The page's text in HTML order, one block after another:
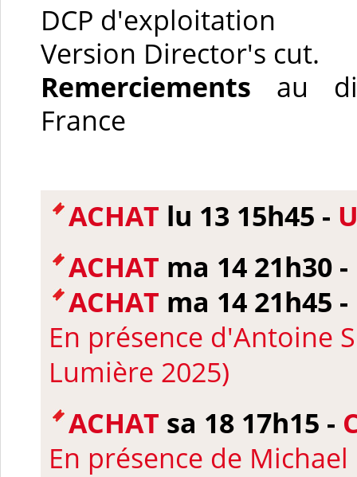
DCP d'exploitation
Version Director's cut.
Remerciements au
France
ACHAT lu 13 15h45 -
ACHAT ma 14 21h30 -
ACHAT ma 14 21h45 -
En présence d'Antoine
Lumière 2025)
ACHAT sa 18 17h15 -
En présence de